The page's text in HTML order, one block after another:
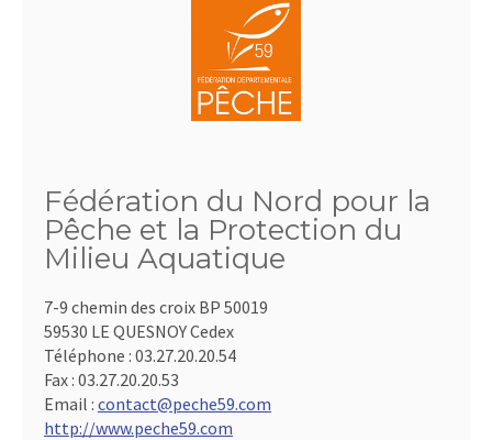
Fédération du Nord pour la
Pêche et la Protection du
Milieu Aquatique
7-9 chemin des croix BP 50019
59530 LE QUESNOY Cedex
Téléphone : 03.27.20.20.54
Fax : 03.27.20.20.53
Email : contact@peche59.com
http://www.peche59.com